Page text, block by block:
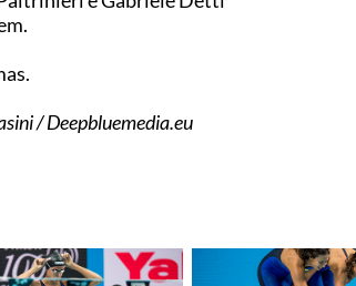
/ Deepbluemedia.eu